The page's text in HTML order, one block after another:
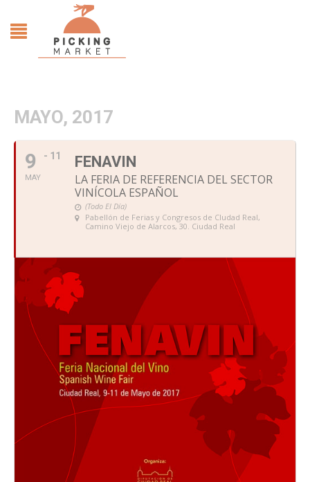
MAYO, 2017
9
MAY
- 11 FENAVIN
LA FERIA DE REFERENCIA DEL SECTOR
VINÍCOLA ESPAÑOL
(Todo El Día)
Pabellón de Ferias y Congresos de CIudad Real,
Camino Viejo de Alarcos, 30. Ciudad Real